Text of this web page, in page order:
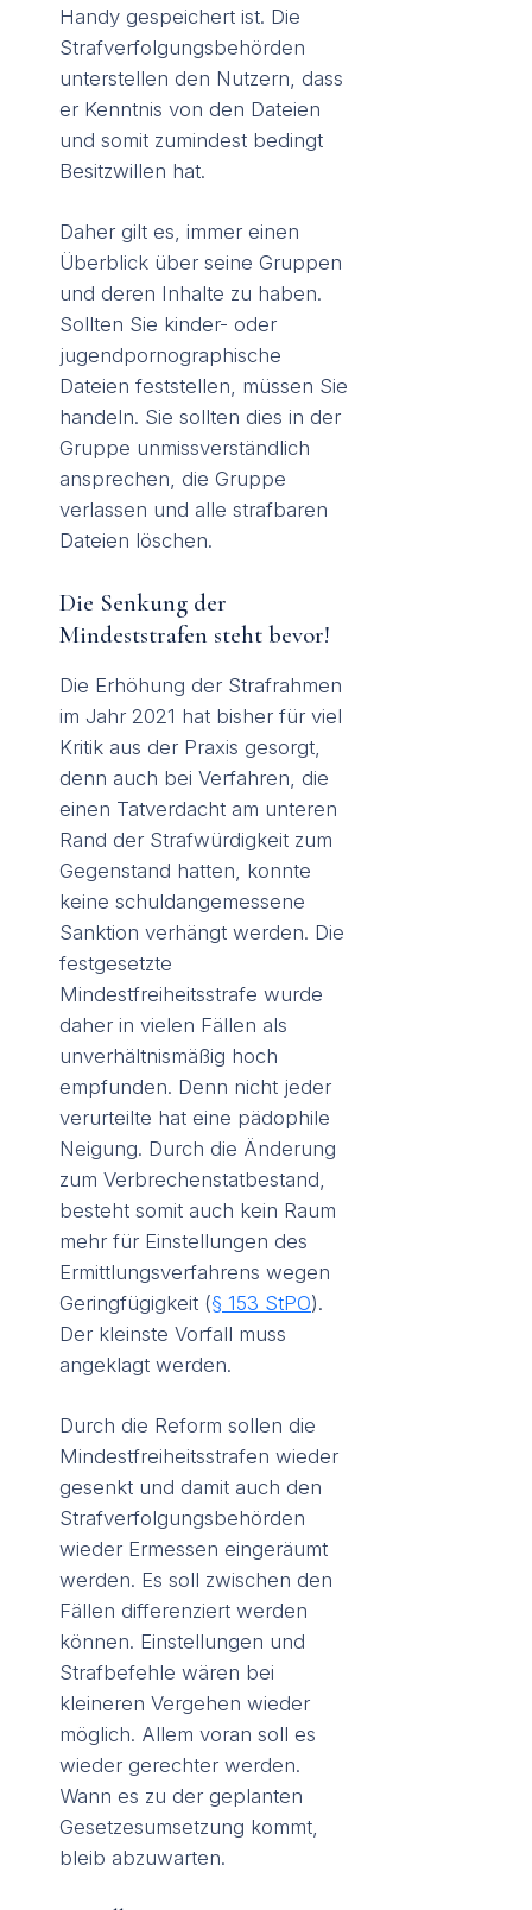
Handy gespeichert ist. Die
Strafverfolgungsbehörden
unterstellen den Nutzern, dass
er Kenntnis von den Dateien
und somit zumindest bedingt
Besitzwillen hat.
Daher gilt es, immer einen
Überblick über seine Gruppen
und deren Inhalte zu haben.
Sollten Sie kinder- oder
jugendpornographische
Dateien feststellen, müssen Sie
handeln. Sie sollten dies in der
Gruppe unmissverständlich
ansprechen, die Gruppe
verlassen und alle strafbaren
Dateien löschen.
Die Senkung der
Mindeststrafen steht bevor!
Die Erhöhung der Strafrahmen
im Jahr 2021 hat bisher für viel
Kritik aus der Praxis gesorgt,
denn auch bei Verfahren, die
einen Tatverdacht am unteren
Rand der Strafwürdigkeit zum
Gegenstand hatten, konnte
keine schuldangemessene
Sanktion verhängt werden. Die
festgesetzte
Mindestfreiheitsstrafe wurde
daher in vielen Fällen als
unverhältnismäßig hoch
empfunden. Denn nicht jeder
verurteilte hat eine pädophile
Neigung. Durch die Änderung
zum Verbrechenstatbestand,
besteht somit auch kein Raum
mehr für Einstellungen des
Ermittlungsverfahrens wegen
Geringfügigkeit (§ 153 StPO).
Der kleinste Vorfall muss
angeklagt werden.
Durch die Reform sollen die
Mindestfreiheitsstrafen wieder
gesenkt und damit auch den
Strafverfolgungsbehörden
wieder Ermessen eingeräumt
werden. Es soll zwischen den
Fällen differenziert werden
können. Einstellungen und
Strafbefehle wären bei
kleineren Vergehen wieder
möglich. Allem voran soll es
wieder gerechter werden.
Wann es zu der geplanten
Gesetzesumsetzung kommt,
bleib abzuwarten.